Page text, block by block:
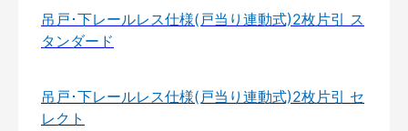
吊戸･下レールレス仕様(戸当り連動式)2枚片引 ス
タンダード
吊戸･下レールレス仕様(戸当り連動式)2枚片引 セ
レクト